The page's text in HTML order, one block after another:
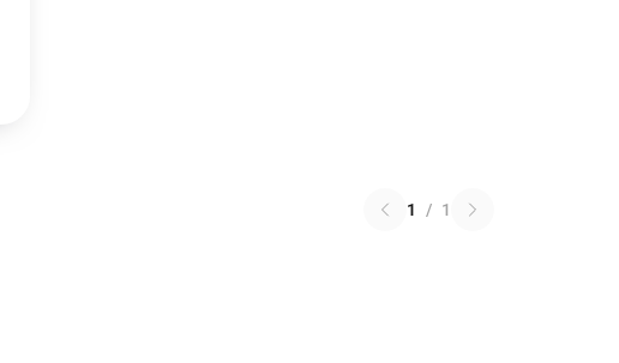
1 / 1